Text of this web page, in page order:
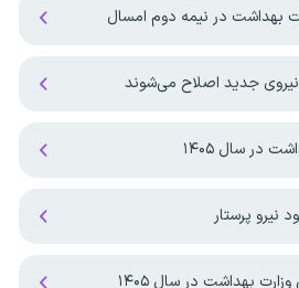
بهداشت در نیمه دوم امسال
جدید اصلاح می‌شوند
در سال ۱۴۰۵
نیرو پرستار
بهداشت در سال ۱۴۰۵